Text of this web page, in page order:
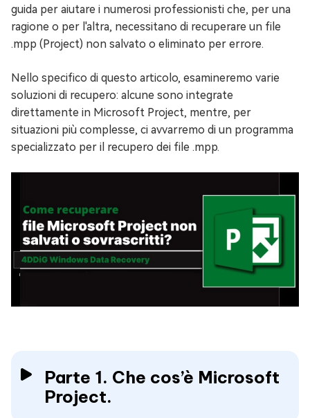
guida per aiutare i numerosi professionisti che, per una
ragione o per l'altra, necessitano di recuperare un file
.mpp (Project) non salvato o eliminato per errore.
Nello specifico di questo articolo, esamineremo varie
soluzioni di recupero: alcune sono integrate
direttamente in Microsoft Project, mentre, per
situazioni più complesse, ci avvarremo di un programma
specializzato per il recupero dei file .mpp.
Parte 1. Che cos’è Microsoft
Project.